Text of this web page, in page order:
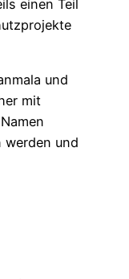
einen Teil
und
mit
werden und